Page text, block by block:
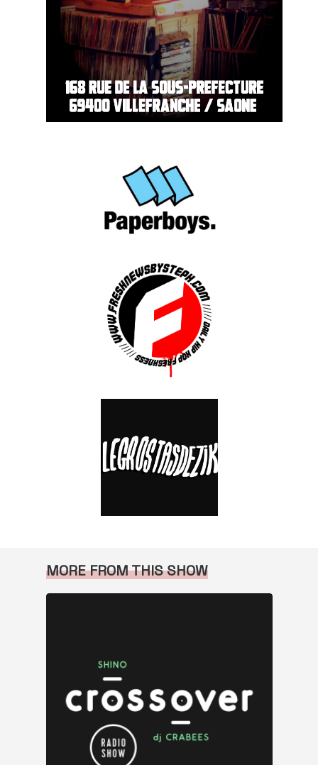
MORE FROM THIS SHOW